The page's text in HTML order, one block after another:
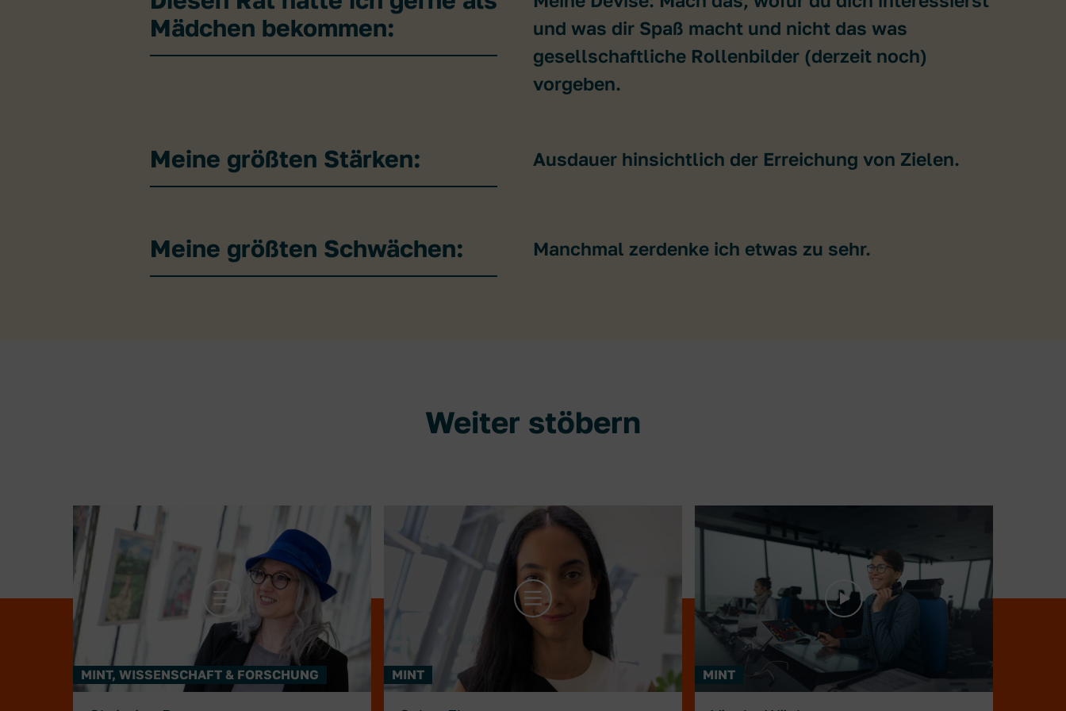
Mädchen bekommen:
und was dir Spaß macht und nicht das was
gesellschaftliche Rollenbilder (derzeit noch)
vorgeben.
Meine größten Stärken: Ausdauer hinsichtlich der Erreichung von Zielen.
Meine größten Schwächen: Manchmal zerdenke ich etwas zu sehr.
Weiter stöbern
MINT, WISSENSCHAFT & FORSCHUNG
mehr Infos zu Christine Bauer
MINT
mehr Infos zu Sahar Flatz
MINT